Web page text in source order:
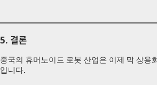
5. 결론
중국의 휴머노이드 로봇 산업은 이제 막 상용
입니다.